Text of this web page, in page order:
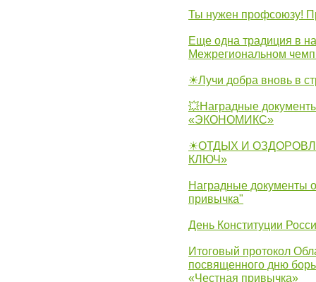
Ты нужен профсоюзу!
Еще одна традиция в
Межрегиональном
☀Лучи добра вновь в
💥Наградные
«ЭКОНОМИКС»
☀ОТДЫХ И
КЛЮЧ»
Наградные документы
привычка"
День Конституции
Итоговый протокол
посвященного дню
«Честная привычка»